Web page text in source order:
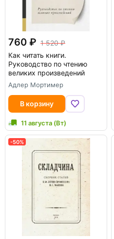
760
1 520
Как читать книги.
Руководство по чтению
великих произведений
Адлер Мортимер
В корзину
11 августа (Вт)
-50%